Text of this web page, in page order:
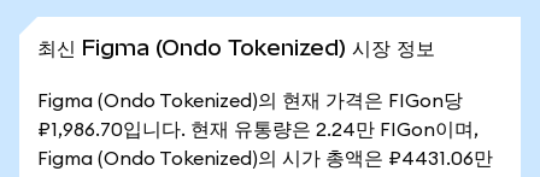
최신 Figma (Ondo Tokenized) 시장 정보
Figma (Ondo Tokenized)의 현재 가격은 FIGon당
₽1,986.70입니다. 현재 유통량은 2.24만 FIGon이며,
Figma (Ondo Tokenized)의 시가 총액은 ₽4431.06만